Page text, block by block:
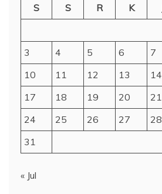
S
S R K
3
4 5 6 7
10
11 12 13 14
17
18 19 20 21
24
25 26 27 28
31
« Jul